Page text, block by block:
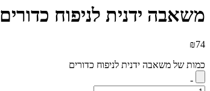
משאבה ידנית לניפוח כדורים
₪74
כמות של משאבה ידנית לניפוח כדורים
-